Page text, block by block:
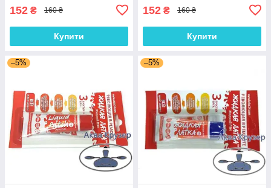
152 ₴ 160 ₴
Купити
152 ₴ 160 ₴
Купити
–5% –5%